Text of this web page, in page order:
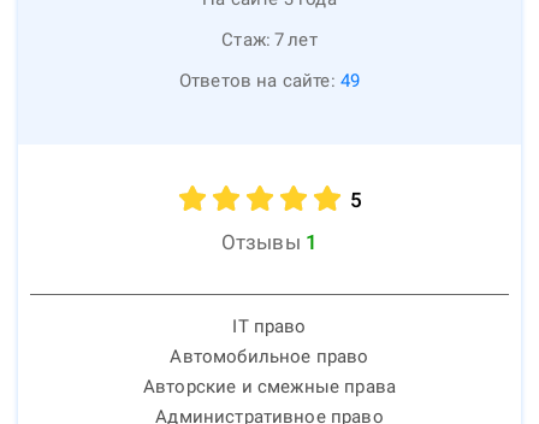
Стаж: 7лет
Ответов на сайте: 49
5
Отзывы 1
IT право
Автомобильное право
Авторские и смежные права
Административное право